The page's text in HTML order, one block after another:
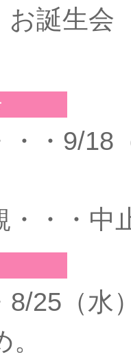
誕生会
・9/
・・
25（水